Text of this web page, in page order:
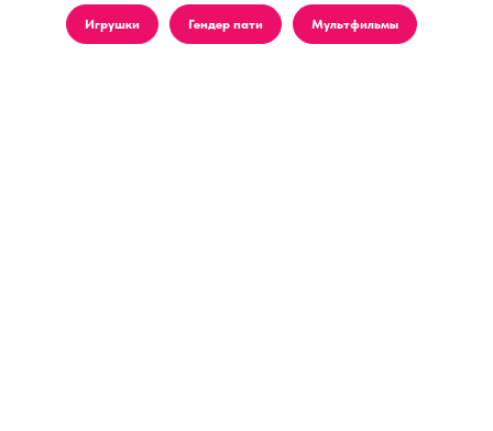
Игрушки Гендер пати Мультфильмы